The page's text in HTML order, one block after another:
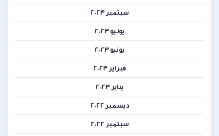
سبتمبر 2023
يوليو 2023
يونيو 2023
فبراير 2023
يناير 2023
ديسمبر 2022
سبتمبر 2022